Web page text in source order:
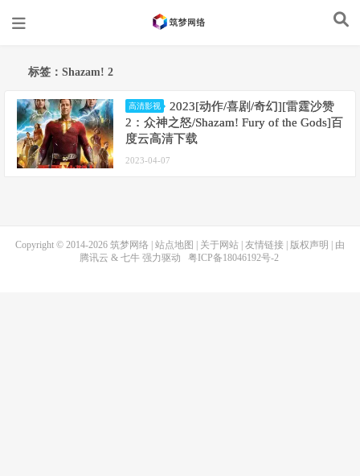
标签：Shazam! 2
高清影视
2023[动作/喜剧/奇幻][雷霆沙赞
2：众神之怒/Shazam! Fury of the Gods]百
度云高清下载
2023-04-07
Copyright © 2014-2026 筑梦网络 站点地图 关于网站 友情链接 版权声明
| 由
腾讯云 & 七牛强力驱动 粤ICP备18046192号-2